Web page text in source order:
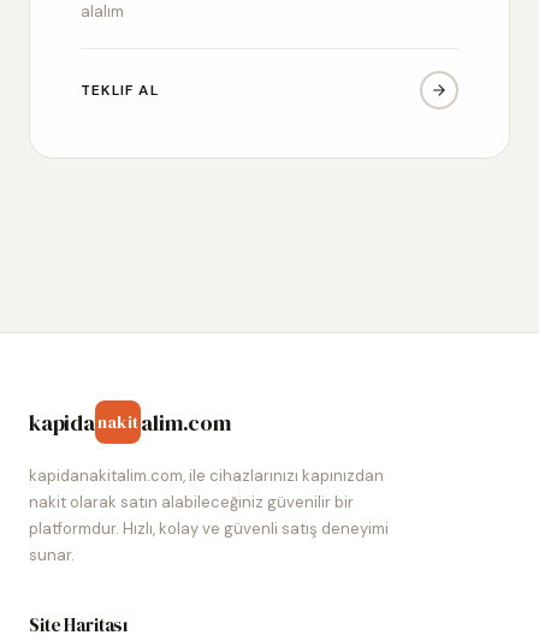
alalım
TEKLIF AL
kapidanakitalim.com
kapidanakitalim.com, ile cihazlarınızı kapınızdan
nakit olarak satın alabileceğiniz güvenilir bir
platformdur. Hızlı, kolay ve güvenli satış deneyimi
sunar.
Site Haritası